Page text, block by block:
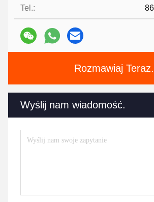
Tel.:
Rozmawiaj Teraz.
Wyślij nam wiadomość.